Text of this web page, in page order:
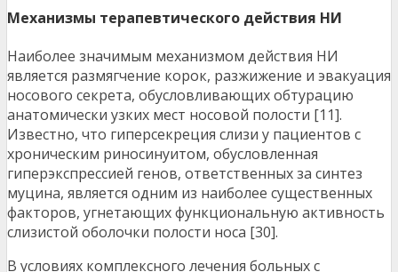
Механизмы терапевтического действия НИ
Наиболее значимым механизмом действия НИ
является размягчение корок, разжижение и эвакуация
носового секрета, обусловливающих обтурацию
анатомически узких мест носовой полости [11].
Известно, что гиперсекреция слизи у пациентов с
хроническим риносинуитом, обусловленная
гиперэкспрессией генов, ответственных за синтез
муцина, является одним из наиболее существенных
факторов, угнетающих функциональную активность
слизистой оболочки полости носа [30].
В условиях комплексного лечения больных с